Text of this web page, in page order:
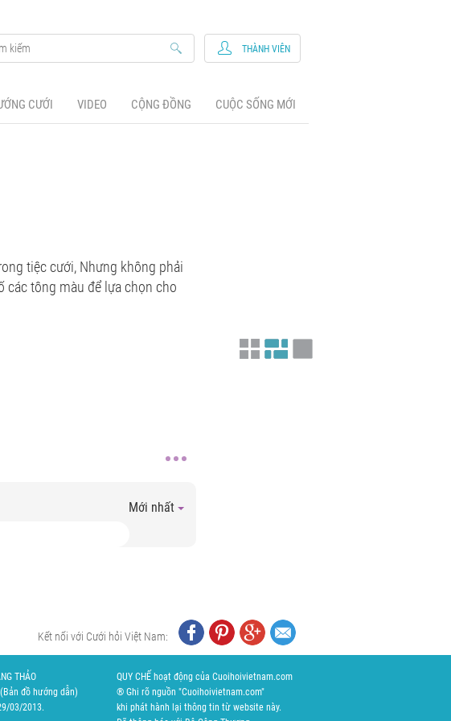
CƯỚI VIDEO CỘNG ĐỒNG CUỘC SỐNG MỚI
THÀNH VIÊN
tiệc cưới, Nhưng không phải
các tông màu để lựa chọn cho
Mới nhất
Kết nối với Cưới hỏi Việt Nam:
THẢO
Bản đồ hướng dẫn)
03/2013.
QUY CHẾ hoạt động của Cuoihoivietnam.com
® Ghi rõ nguồn "Cuoihoivietnam.com"
khi phát hành lại thông tin từ website này.